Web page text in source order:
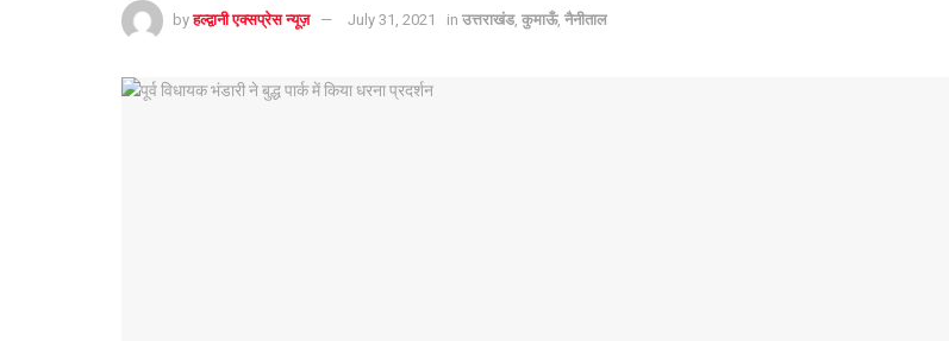
by हल्द्वानी एक्सप्रेस न्यूज़ July 31, 2021 in उत्तराखंड, कुमाऊँ, नैनीताल